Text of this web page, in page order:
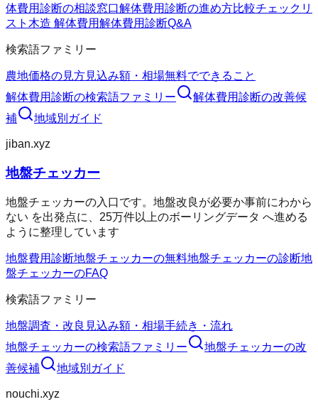
体費用診断の相談窓口解体費用診断の進め方比較チェックリ
スト 木造 解体費用解体費用診断Q&A
検索語ファミリー
農地価格の見方見込み額・相場無料でできること
解体費用診断の検索語ファミリー 解体費用診断の改善候
補
地域別ガイド
jiban.xyz
地盤チェッカー
地盤チェッカーの入口です。地盤改良が必要か事前にわから
ない を出発点に、25万件以上のボーリングデータ へ進める
ように整理しています
地盤費用診断地盤チェッカーの無料地盤チェッカーの診断地
盤チェッカーのFAQ
検索語ファミリー
地盤調査・改良 見込み額・相場手続き・流れ
地盤チェッカーの検索語ファミリー 地盤チェッカーの改
善候補
地域別ガイド
nouchi.xyz